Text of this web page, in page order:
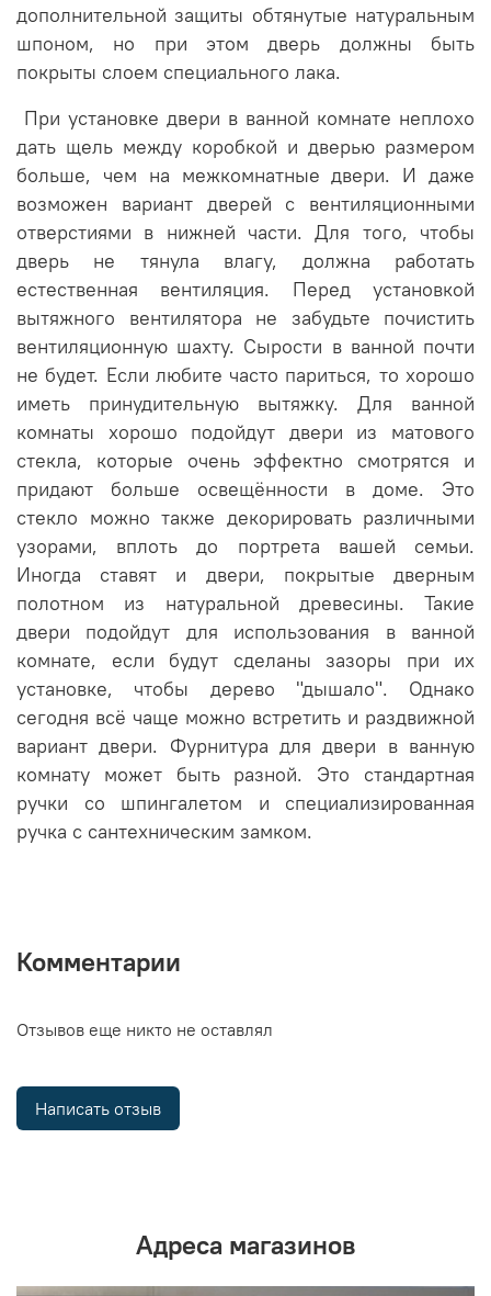
дополнительной защиты обтянутые натуральным
шпоном, но при этом дверь должны быть
покрыты слоем специального лака.
При установке двери в ванной комнате неплохо
дать щель между коробкой и дверью размером
больше, чем на межкомнатные двери. И даже
возможен вариант дверей с вентиляционными
отверстиями в нижней части. Для того, чтобы
дверь не тянула влагу, должна работать
естественная вентиляция. Перед установкой
вытяжного вентилятора не забудьте почистить
вентиляционную шахту. Сырости в ванной почти
не будет. Если любите часто париться, то хорошо
иметь принудительную вытяжку. Для ванной
комнаты хорошо подойдут двери из матового
стекла, которые очень эффектно смотрятся и
придают больше освещённости в доме. Это
стекло можно также декорировать различными
узорами, вплоть до портрета вашей семьи.
Иногда ставят и двери, покрытые дверным
полотном из натуральной древесины. Такие
двери подойдут для использования в ванной
комнате, если будут сделаны зазоры при их
установке, чтобы дерево "дышало". Однако
сегодня всё чаще можно встретить и раздвижной
вариант двери. Фурнитура для двери в ванную
комнату может быть разной. Это стандартная
ручки со шпингалетом и специализированная
ручка с сантехническим замком.
Комментарии
Отзывов еще никто не оставлял
Написать отзыв
Адреса магазинов